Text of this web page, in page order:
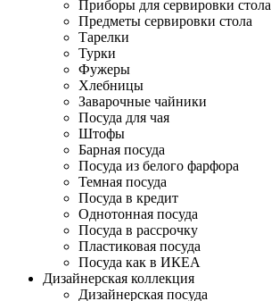
Приборы для сервировки стола
Предметы сервировки стола
Тарелки
Турки
Фужеры
Хлебницы
Заварочные чайники
Посуда для чая
Штофы
Барная посуда
Посуда из белого фарфора
Темная посуда
Посуда в кредит
Однотонная посуда
Посуда в рассрочку
Пластиковая посуда
Посуда как в ИКЕА
Дизайнерская коллекция
Дизайнерская посуда